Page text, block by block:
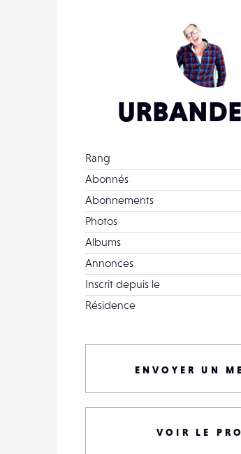
Rang
Abonnés
Abonnements
Photos
Albums
Annonces
Inscrit depuis le
Résidence
ENVOYER UN
VOIR LE